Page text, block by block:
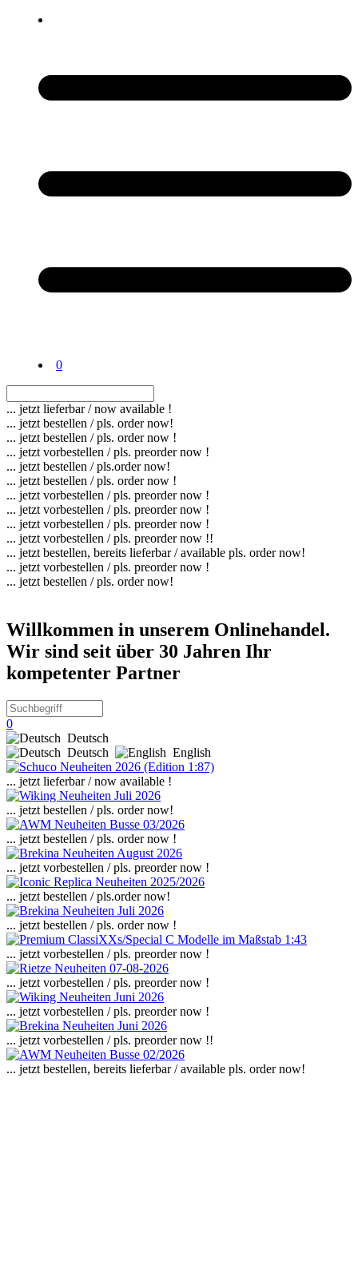
0
... jetzt lieferbar / now available !
... jetzt bestellen / pls. order now!
... jetzt bestellen / pls. order now !
... jetzt vorbestellen / pls. preorder now !
... jetzt bestellen / pls.order now!
... jetzt bestellen / pls. order now !
... jetzt vorbestellen / pls. preorder now !
... jetzt vorbestellen / pls. preorder now !
... jetzt vorbestellen / pls. preorder now !
... jetzt vorbestellen / pls. preorder now !!
... jetzt bestellen, bereits lieferbar / available pls. order now!
... jetzt vorbestellen / pls. preorder now !
... jetzt bestellen / pls. order now!
Willkommen in unserem Onlinehandel.
Wir sind seit über 30 Jahren Ihr
kompetenter Partner
0
Deutsch
Deutsch
English
... jetzt lieferbar / now available !
... jetzt bestellen / pls. order now!
... jetzt bestellen / pls. order now !
... jetzt vorbestellen / pls. preorder now !
... jetzt bestellen / pls.order now!
... jetzt bestellen / pls. order now !
... jetzt vorbestellen / pls. preorder now !
... jetzt vorbestellen / pls. preorder now !
... jetzt vorbestellen / pls. preorder now !
... jetzt vorbestellen / pls. preorder now !!
... jetzt bestellen, bereits lieferbar / available pls. order now!